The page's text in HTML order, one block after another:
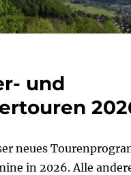
und
neues
in 2026. Alle